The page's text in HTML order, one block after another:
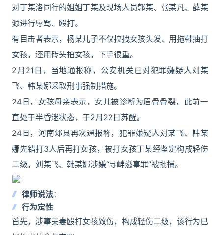
对丁某洛同行的姐姐丁某及现场人员郭某、张某凡、薛某
源进行辱骂、殴打。
有目击者表示，杨某儿子不仅拉拽女孩头发、用拖鞋抽打
女孩，还用砖头拍女孩，下手很重。
2月21日，当地通报称，公安机关已对犯罪嫌疑人刘某
飞、韩某娜采取刑事强制措施。
24日，女孩母亲表示，女儿被诊断为眉骨骨裂，此前一
直处于半昏迷状态，于2月22日苏醒。
24日，河南郏县再次通报称，犯罪嫌疑人刘某飞、韩某
娜先错打3人后再打女孩，被打女孩丁某经鉴定构成轻伤
二级，刘某飞、韩某娜涉嫌“寻衅滋事罪”被批捕。
律师说法：
行为定性
首先，涉事夫妻殴打女孩致伤，构成轻伤二级，该行为已